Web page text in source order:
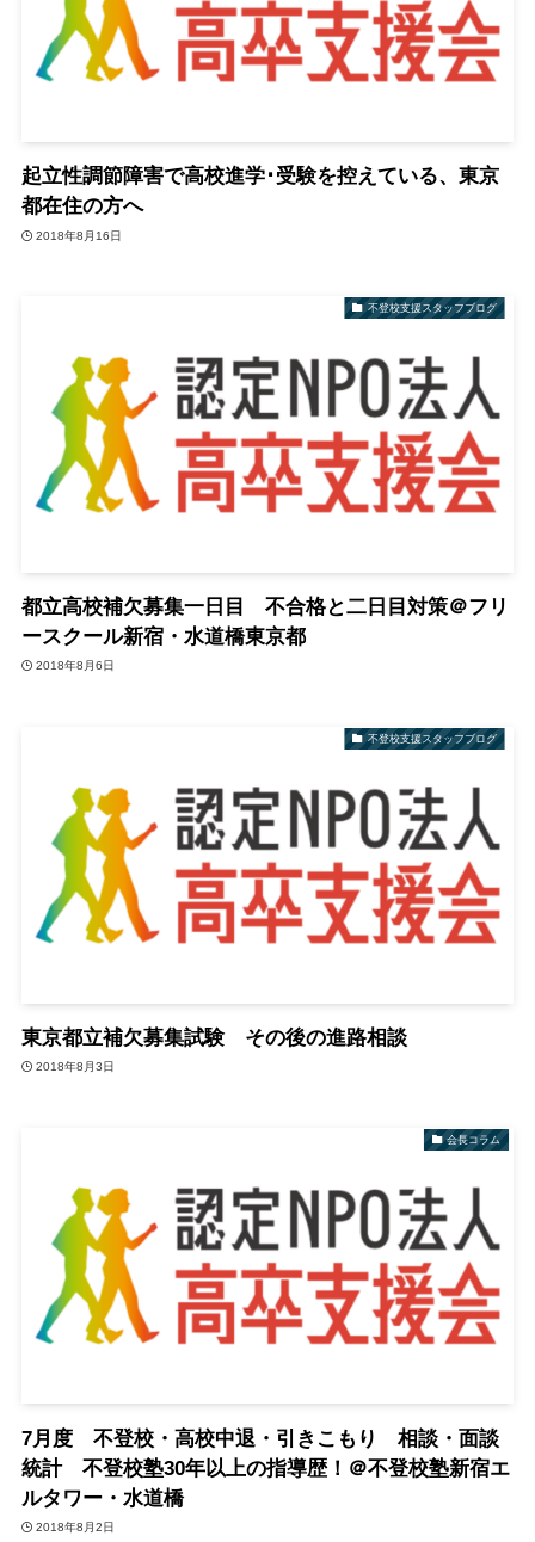
起立性調節障害で高校進学･受験を控えている、東京
都在住の方へ
2018年8月16日
不登校支援スタッフブログ
都立高校補欠募集一日目 不合格と二日目対策＠フリ
ースクール新宿・水道橋東京都
2018年8月6日
不登校支援スタッフブログ
東京都立補欠募集試験 その後の進路相談
2018年8月3日
会長コラム
7月度 不登校・高校中退・引きこもり 相談・面談
統計 不登校塾30年以上の指導歴！＠不登校塾新宿エ
ルタワー・水道橋
2018年8月2日